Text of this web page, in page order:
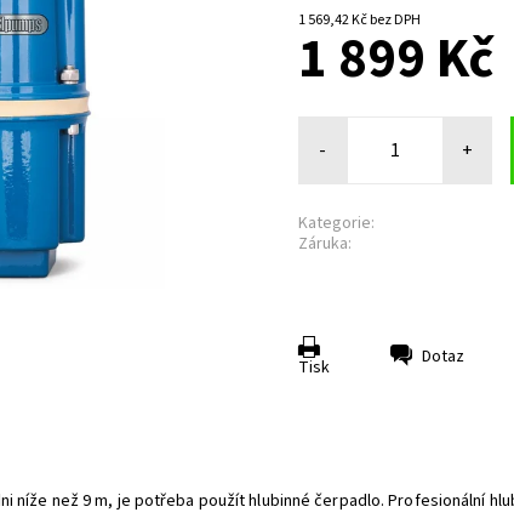
1 569,42 Kč bez DPH
1 899 Kč
- +
Kategorie:
Záruka:
Tisk Dotaz
níže než 9 m, je potřeba použít hlubinné čerpadlo. Profesionální